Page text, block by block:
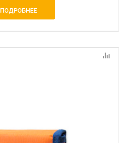
ПОДРОБНЕЕ